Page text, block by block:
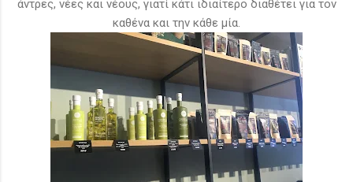
άντρες, νέες και νέους, γιατί κάτι ιδιαίτερο διαθέτει για τον
καθένα και την κάθε μία.